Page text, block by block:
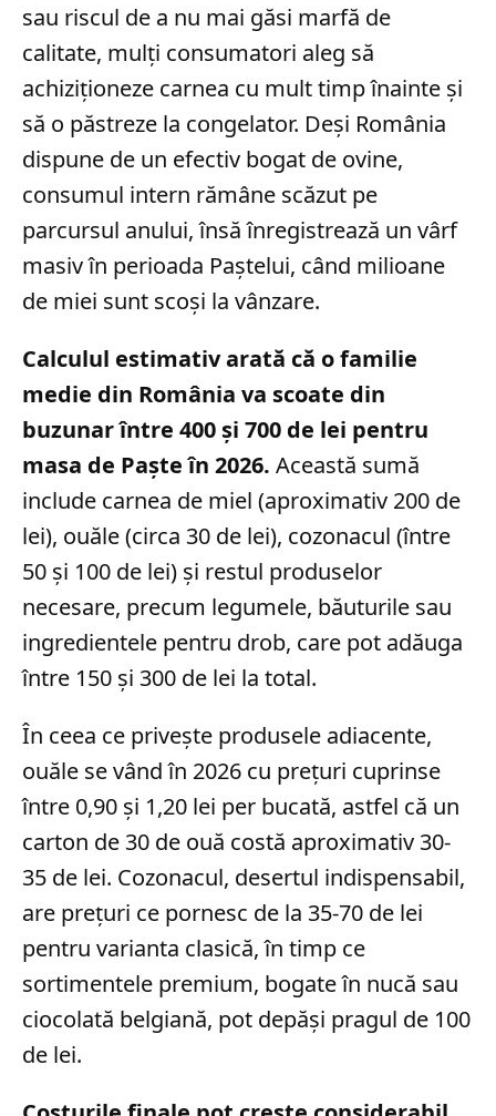
sau riscul de a nu mai găsi marfă de
calitate, mulți consumatori aleg să
achiziționeze carnea cu mult timp înainte și
să o păstreze la congelator. Deși România
dispune de un efectiv bogat de ovine,
consumul intern rămâne scăzut pe
parcursul anului, însă înregistrează un vârf
masiv în perioada Paștelui, când milioane
de miei sunt scoși la vânzare.
Calculul estimativ arată că o familie
medie din România va scoate din
buzunar între 400 și 700 de lei pentru
masa de Paște în 2026. Această sumă
include carnea de miel (aproximativ 200 de
lei), ouăle (circa 30 de lei), cozonacul (între
50 și 100 de lei) și restul produselor
necesare, precum legumele, băuturile sau
ingredientele pentru drob, care pot adăuga
între 150 și 300 de lei la total.
În ceea ce privește produsele adiacente,
ouăle se vând în 2026 cu prețuri cuprinse
între 0,90 și 1,20 lei per bucată, astfel că un
carton de 30 de ouă costă aproximativ 30-
35 de lei. Cozonacul, desertul indispensabil,
are prețuri ce pornesc de la 35-70 de lei
pentru varianta clasică, în timp ce
sortimentele premium, bogate în nucă sau
ciocolată belgiană, pot depăși pragul de 100
de lei.